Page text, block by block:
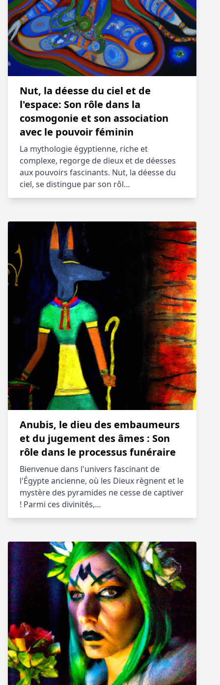
Nut, la déesse du ciel et de
l'espace: Son rôle dans la
cosmogonie et son association
avec le pouvoir féminin
La mythologie égyptienne, riche et
complexe, regorge de dieux et de déesses
aux pouvoirs fascinants. Nut, la déesse du
ciel, se distingue par son rôl…
Anubis, le dieu des embaumeurs
et du jugement des âmes : Son
rôle dans le processus funéraire
Bienvenue dans l'univers fascinant de
l'Égypte ancienne, où les Dieux règnent et le
mystère des pyramides ne cesse de captiver
! Parmi ces divinités,…